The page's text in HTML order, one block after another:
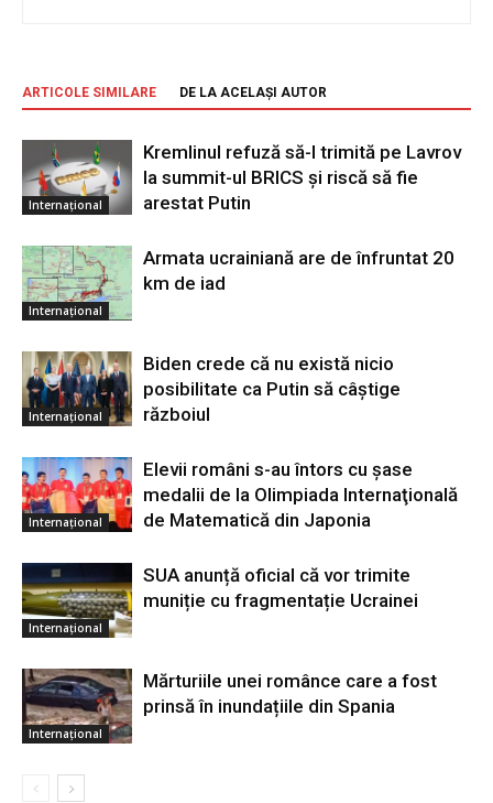
ARTICOLE SIMILARE DE LA ACELAȘI AUTOR
Internațional
Kremlinul refuză să-l trimită pe Lavrov
la summit-ul BRICS și riscă să fie
arestat Putin
Internațional
Armata ucrainiană are de înfruntat 20
km de iad
Internațional
Biden crede că nu există nicio
posibilitate ca Putin să câştige
războiul
Internațional
Elevii români s-au întors cu şase
medalii de la Olimpiada Internaţională
de Matematică din Japonia
Internațional
SUA anunță oficial că vor trimite
muniție cu fragmentație Ucrainei
Internațional
Mărturiile unei românce care a fost
prinsă în inundațiile din Spania